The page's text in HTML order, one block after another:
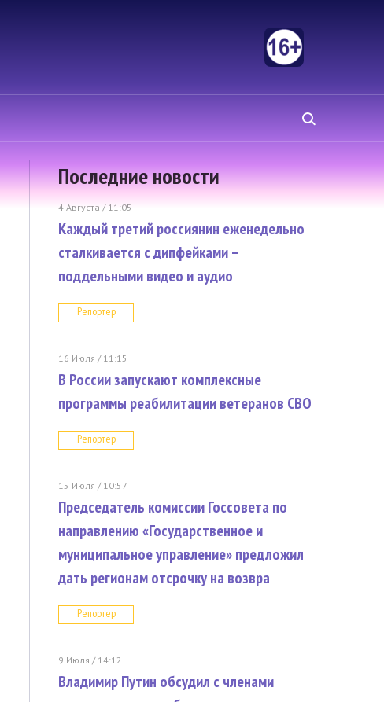
Последние новости
4 Августа / 11:05
Каждый третий россиянин еженедельно
сталкивается с дипфейками –
поддельными видео и аудио
Репортер
16 Июля / 11:15
В России запускают комплексные
программы реабилитации ветеранов СВО
Репортер
15 Июля / 10:57
Председатель комиссии Госсовета по
направлению «Государственное и
муниципальное управление» предложил
дать регионам отсрочку на возвра
Репортер
9 Июля / 14:12
Владимир Путин обсудил с членами